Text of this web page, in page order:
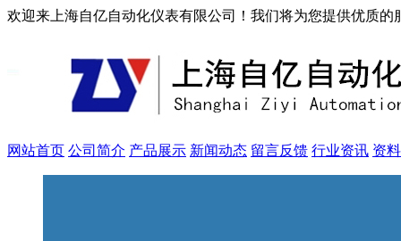
欢迎来上海自亿自动化仪表有限公司！我们将为您提供优质的
网站首页 公司简介 产品展示 新闻动态 留言反馈 行业资讯 资